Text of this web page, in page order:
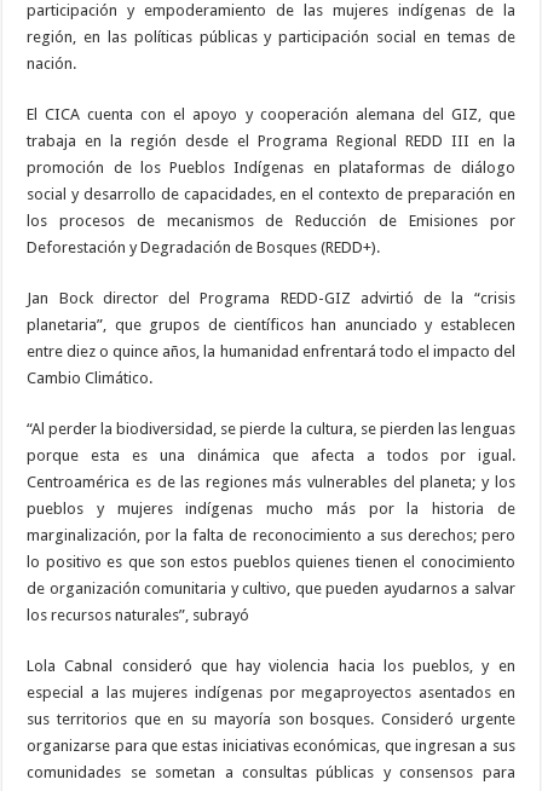
participación y empoderamiento de las mujeres indígenas de la
región, en las políticas públicas y participación social en temas de
nación.
El CICA cuenta con el apoyo y cooperación alemana del GIZ, que
trabaja en la región desde el Programa Regional REDD III en la
promoción de los Pueblos Indígenas en plataformas de diálogo
social y desarrollo de capacidades, en el contexto de preparación en
los procesos de mecanismos de Reducción de Emisiones por
Deforestación y Degradación de Bosques (REDD+).
Jan Bock director del Programa REDD-GIZ advirtió de la “crisis
planetaria”, que grupos de científicos han anunciado y establecen
entre diez o quince años, la humanidad enfrentará todo el impacto del
Cambio Climático.
“Al perder la biodiversidad, se pierde la cultura, se pierden las lenguas
porque esta es una dinámica que afecta a todos por igual.
Centroamérica es de las regiones más vulnerables del planeta; y los
pueblos y mujeres indígenas mucho más por la historia de
marginalización, por la falta de reconocimiento a sus derechos; pero
lo positivo es que son estos pueblos quienes tienen el conocimiento
de organización comunitaria y cultivo, que pueden ayudarnos a salvar
los recursos naturales”, subrayó
Lola Cabnal consideró que hay violencia hacia los pueblos, y en
especial a las mujeres indígenas por megaproyectos asentados en
sus territorios que en su mayoría son bosques. Consideró urgente
organizarse para que estas iniciativas económicas, que ingresan a sus
comunidades se sometan a consultas públicas y consensos para